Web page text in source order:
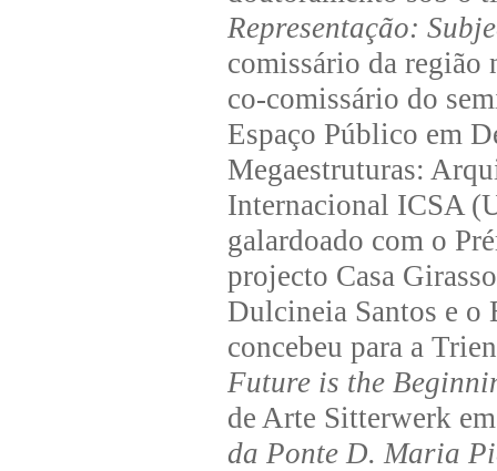
Representação:
comissário da região
co-comissário do
Espaço Público em
Megaestruturas:
Internacional ICSA
galardoado com o
projecto Casa
Dulcineia Santos e o
concebeu para a
Future is the
de Arte Sitterwerk
da Ponte D. Maria